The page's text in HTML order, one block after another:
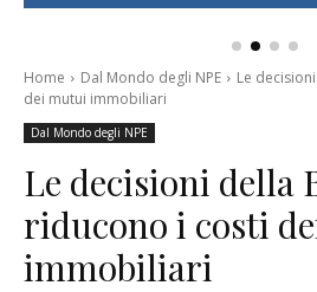
Home Dal Mondo degli NPE
Le
dei mutui immobiliari
Dal Mondo degli NPE
Le decisioni della
riducono i costi
immobiliari